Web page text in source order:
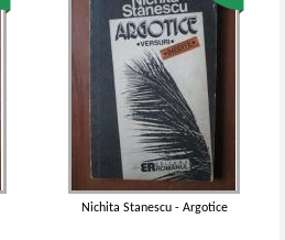
Nichita Stanescu - Argotice